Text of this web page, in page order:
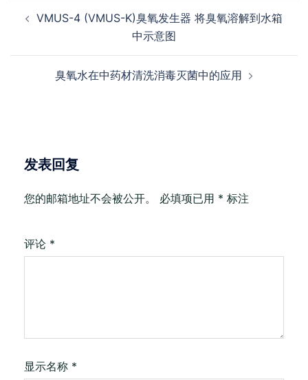
navigation
VMUS-4 (VMUS-K)臭氧发生器 将臭氧溶解到水箱
中示意图
臭氧水在中药材清洗消毒灭菌中的应用
发表回复
您的邮箱地址不会被公开。 必填项已用 * 标注
评论 *
显示名称 *